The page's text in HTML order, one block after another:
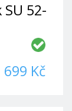
52-
699 Kč